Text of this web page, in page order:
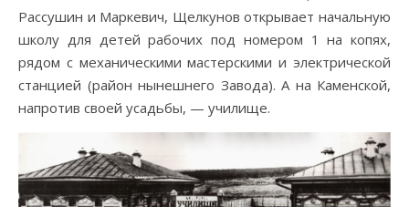
Рассушин и Маркевич, Щелкунов открывает начальную
школу для детей рабочих под номером 1 на копях,
рядом с механическими мастерскими и электрической
станцией (район нынешнего Завода). А на Каменской,
напротив своей усадьбы, — училище.